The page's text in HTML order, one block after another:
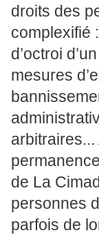
droits des
complexifié
d’octroi
mesures
arbitraires...
de La
personnes
parfois de